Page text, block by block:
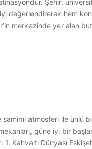
Şehir,
değerlendirerek hem
merkezinde yer alan
atmosferi ile ünlü
güne iyi bir
Kahvaltı Dünyası